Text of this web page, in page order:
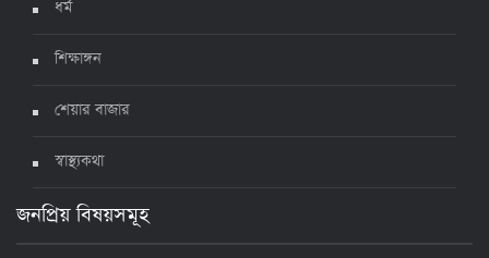
ধর্ম
শিক্ষাঙ্গন
শেয়ার বাজার
স্বাস্থ্যকথা
জনপ্রিয় বিষয়সমূহ